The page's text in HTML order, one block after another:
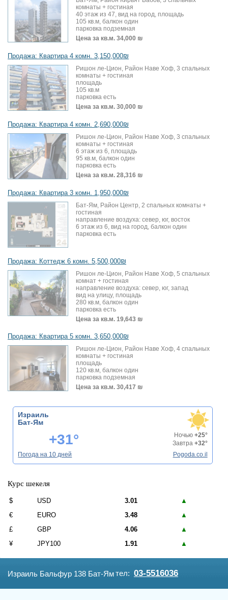
Израиль Бальфур 138 Бат-Ямтел: 03-5516036
комнаты + гостиная
40 этаж из 47, вид на город, площадь
105 кв.м, балкон один
парковка подземная
Цена за кв.м. 34,000 ₪
Продажа: Квартира 4 комн. 3,150,000₪
Ришон ле-Цион, Район Наве Хоф, 3 спальных
комнаты + гостиная
площадь
105 кв.м
парковка есть
Цена за кв.м. 30,000 ₪
Продажа: Квартира 4 комн. 2,690,000₪
Ришон ле-Цион, Район Наве Хоф, 3 спальных
комнаты + гостиная
6 этаж из 6, площадь
95 кв.м, балкон один
парковка есть
Цена за кв.м. 28,316 ₪
Продажа: Квартира 3 комн. 1,950,000₪
Бат-Ям, Район Центр, 2 спальных комнаты +
гостиная
направление воздуха: север, юг, восток
6 этаж из 6, вид на город, балкон один
парковка есть
Продажа: Коттедж 6 комн. 5,500,000₪
Ришон ле-Цион, Район Наве Хоф, 5 спальных
комнат + гостиная
направление воздуха: север, юг, запад
вид на улицу, площадь
280 кв.м, балкон один
парковка есть
Цена за кв.м. 19,643 ₪
Продажа: Квартира 5 комн. 3,650,000₪
Ришон ле-Цион, Район Наве Хоф, 4 спальных
комнаты + гостиная
площадь
120 кв.м, балкон один
парковка подземная
Цена за кв.м. 30,417 ₪
Израиль
Бат-Ям
+31° Ночью +25°
Завтра +32°
Погода на 10 дней
Pogoda.co.il
Курс шекеля
$ USD 3.01
▲
€
EURO 3.48
▲
£
GBP 4.06
▲
¥
JPY100 1.91 ▲